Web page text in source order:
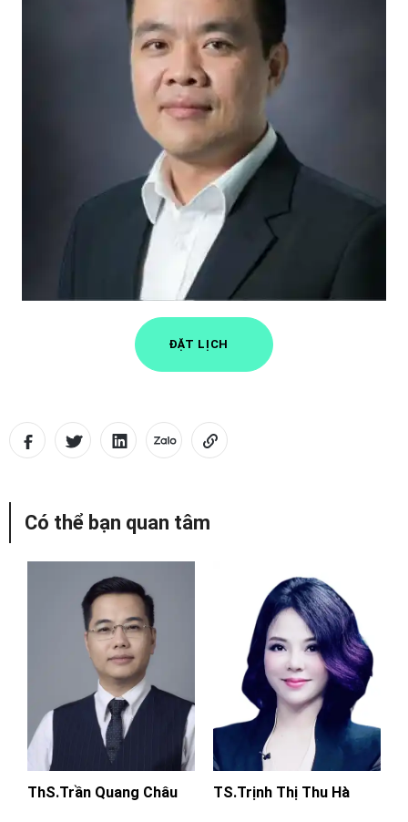
ĐẶT LỊCH
Có thể bạn quan tâm
ThS.Trần Quang Châu TS.Trịnh Thị Thu Hà